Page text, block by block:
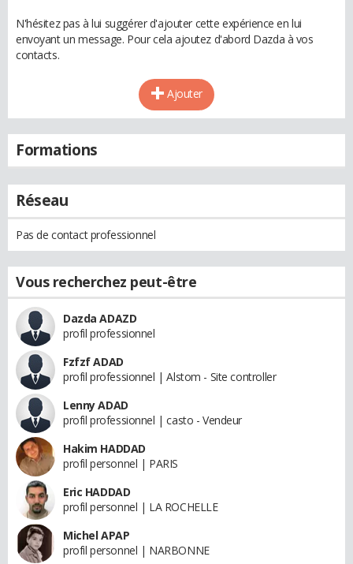
N'hésitez pas à lui suggérer d'ajouter cette expérience en lui
envoyant un message. Pour cela ajoutez d'abord Dazda à vos
contacts.
Ajouter
Formations
Réseau
Pas de contact professionnel
Vous recherchez peut-être
Dazda ADAZD
profil professionnel
Fzfzf ADAD
profil professionnel | Alstom - Site controller
Lenny ADAD
profil professionnel | casto - Vendeur
Hakim HADDAD
profil personnel | PARIS
Eric HADDAD
profil personnel | LA ROCHELLE
Michel APAP
profil personnel | NARBONNE